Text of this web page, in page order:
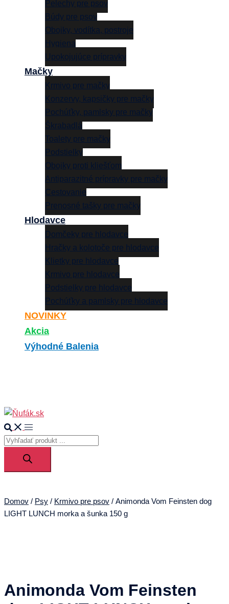
Pelechy pre psov
Búdy pre psov
Obojky, vodítka, postroje
Hygiena
Upokojujúce prípravky
Mačky
Krmivo pre mačky
Konzervy, kapsičky pre mačky
Pochúťky, pamlsky pre mačky
Škrabadlá
Toalety pre mačky
Podstielky
Obojky proti kliešťom
Antiparazitné prípravky pre mačky
Cestovanie
Prenosné tašky pre mačky
Hlodavce
Domčeky pre hlodavce
Hračky a kolotoče pre hlodavce
Klietky pre hlodavce
Krmivo pre hlodavce
Podstielky pre hlodavce
Pochúťky a pamlsky pre hlodavce
NOVINKY
Akcia
Výhodné Balenia
SearchToggle
menu
Products
search
Domov / Psy / Krmivo pre psov / Animonda Vom Feinsten dog
LIGHT LUNCH morka a šunka 150 g
Animonda Vom Feinsten